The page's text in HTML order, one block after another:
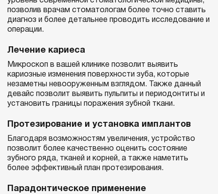
позволив врачам стоматологам более точно ставить
диагноз и более детальнее проводить исследование и
операции.
Лечение кариеса
Микроскоп в вашей клинике позволит выявить
кариозные изменения поверхности зуба, которые
незаметны невооруженным взглядом. Также данный
девайс позволит выявить пульпиты и периодонтиты и
установить границы поражения зубной ткани.
Протезирование и установка имплантов
Благодаря возможностям увеличения, устройство
позволит более качественно оценить состояние
зубного ряда, тканей и корней, а также наметить
более эффективный план протезирования.
Парадонтическое применение